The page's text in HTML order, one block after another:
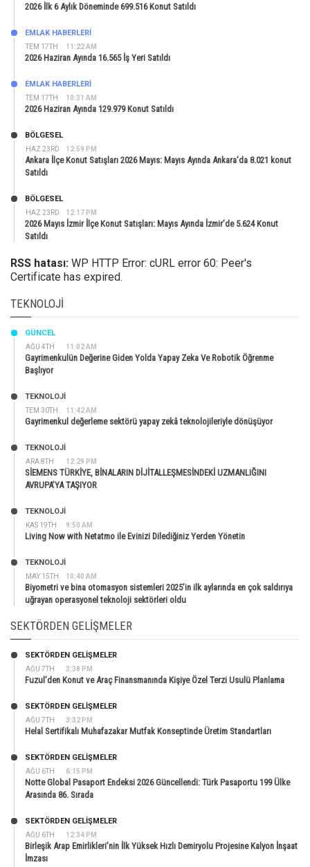
2026 İlk 6 Aylık Döneminde 699.516 Konut Satıldı
TEM 17TH 11:22 AM
EMLAK HABERLERI
2026 Haziran Ayında 16.565 İş Yeri Satıldı
TEM 17TH 10:31 AM
EMLAK HABERLERI
2026 Haziran Ayında 129.979 Konut Satıldı
HAZ 23RD 12:59 PM
BÖLGESEL
Ankara İlçe Konut Satışları 2026 Mayıs: Mayıs Ayında Ankara’da 8.021 konut
Satıldı
HAZ 23RD 12:17 PM
BÖLGESEL
2026 Mayıs İzmir İlçe Konut Satışları: Mayıs Ayında İzmir’de 5.624 Konut
Satıldı
RSS hatası: WP HTTP Error: cURL error 60: Peer's
Certificate has expired.
TEKNOLOJI
AĞU 4TH 11:02 AM
GÜNCEL
Gayrimenkulün Değerine Giden Yolda Yapay Zeka Ve Robotik Öğrenme
Başlıyor
TEM 30TH 11:42 AM
TEKNOLOJİ
Gayrimenkul değerleme sektörü yapay zekâ teknolojileriyle dönüşüyor
ARA 8TH 12:29 PM
TEKNOLOJİ
SİEMENS TÜRKİYE, BİNALARIN DİJİTALLEŞMESİNDEKİ UZMANLIĞINI
AVRUPA’YA TAŞIYOR
KAS 19TH 9:50 AM
TEKNOLOJİ
Living Now with Netatmo ile Evinizi Dilediğiniz Yerden Yönetin
MAY 15TH 10:40 AM
TEKNOLOJİ
Biyometri ve bina otomasyon sistemleri 2025’in ilk aylarında en çok saldırıya
uğrayan operasyonel teknoloji sektörleri oldu
SEKTÖRDEN GELIŞMELER
AĞU 7TH 3:38 PM
SEKTÖRDEN GELIŞMELER
Fuzul’den Konut ve Araç Finansmanında Kişiye Özel Terzi Usulü Planlama
AĞU 7TH 3:32 PM
SEKTÖRDEN GELIŞMELER
Helal Sertifikalı Muhafazakar Mutfak Konseptinde Üretim Standartları
AĞU 6TH 6:15 PM
SEKTÖRDEN GELIŞMELER
Notte Global Pasaport Endeksi 2026 Güncellendi: Türk Pasaportu 199 Ülke
Arasında 86. Sırada
AĞU 6TH 12:34 PM
SEKTÖRDEN GELIŞMELER
Birleşik Arap Emirlikleri’nin İlk Yüksek Hızlı Demiryolu Projesine Kalyon İnşaat
İmzası